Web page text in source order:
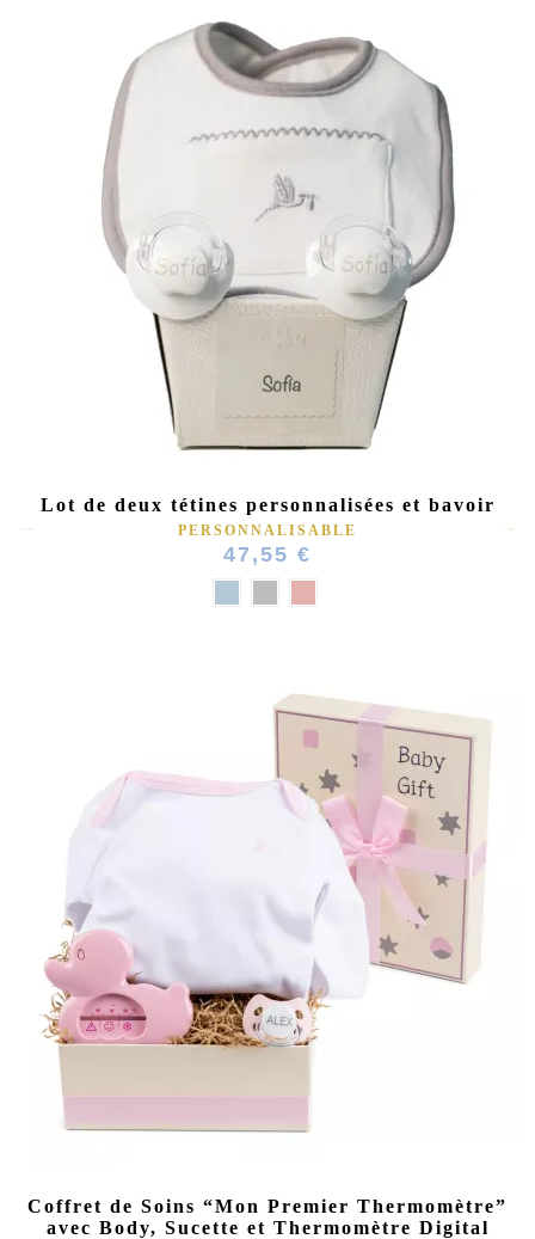
(1 avis)
Lot de deux tétines personnalisées et bavoir
PERSONNALISABLE
47,55 €
Coffret de Soins “Mon Premier Thermomètre”
avec Body, Sucette et Thermomètre Digital